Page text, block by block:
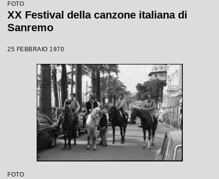
FOTO
XX Festival della canzone italiana di
Sanremo
25 FEBBRAIO 1970
FOTO